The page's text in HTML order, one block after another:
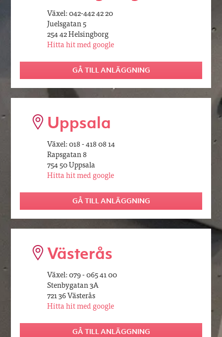
Växel: 042-442 42 20
Juelsgatan 5
254 42 Helsingborg
Hitta hit med google
GÅ TILL ANLÄGGNING
Uppsala
Växel: 018 - 418 08 14
Rapsgatan 8
754 50 Uppsala
Hitta hit med google
GÅ TILL ANLÄGGNING
Västerås
Växel: 079 - 065 41 00
Stenbygatan 3A
721 36 Västerås
Hitta hit med google
GÅ TILL ANLÄGGNING